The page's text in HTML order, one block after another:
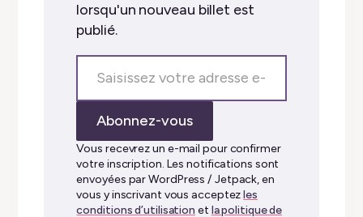
lorsqu'un nouveau billet est
publié.
votre
adresse
mail…
Abonnez-vous
Vous recevrez un e-mail pour confirmer
votre inscription. Les notifications sont
envoyées par WordPress / Jetpack, en
vous y inscrivant vous acceptezles
conditions d’utilisation et la politique de